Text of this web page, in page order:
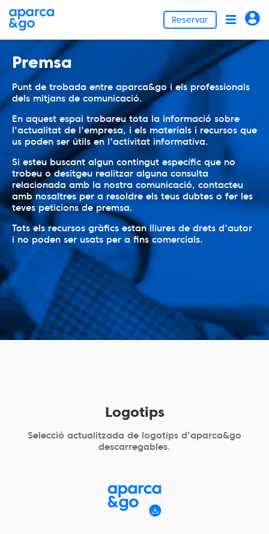
Reservar
Premsa
Punt de trobada entre aparca&go i els professionals
dels mitjans de comunicació.
En aquest espai trobareu tota la informació sobre
l'actualitat de l'empresa, i els materials i recursos que
us poden ser útils en l'activitat informativa.
Si esteu buscant algun contingut específic que no
trobeu o desitgeu realitzar alguna consulta
relacionada amb la nostra comunicació, contacteu
amb nosaltres per a resoldre els teus dubtes o fer les
teves peticions de premsa.
Tots els recursos gràfics estan lliures de drets d'autor
i no poden ser usats per a fins comercials.
Logotips
Selecció actualitzada de logotips d'aparca&go
descarregables.